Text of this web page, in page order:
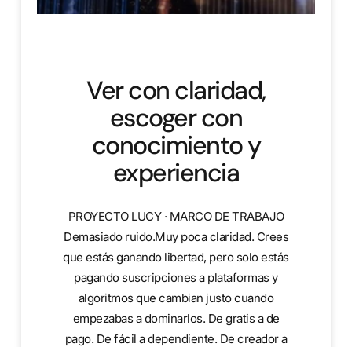
Ver con claridad,
escoger con
conocimiento y
experiencia
PROYECTO LUCY · MARCO DE TRABAJO
Demasiado ruido.Muy poca claridad. Crees
que estás ganando libertad, pero solo estás
pagando suscripciones a plataformas y
algoritmos que cambian justo cuando
empezabas a dominarlos. De gratis a de
pago. De fácil a dependiente. De creador a